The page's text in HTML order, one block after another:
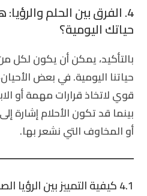
4. الفرق بين الحلم
حياتك اليومية؟
بالتأكيد، يمكن أن يكون لكل
حياتنا اليومية. في بعض
قوي لاتخاذ قرارات مهمة أو
بينما قد تكون الأحلام إشارة
أو المخاوف التي نشعر بها.
4.1 كيفية التمييز بين الرؤيا الصادقة والحلم العادي